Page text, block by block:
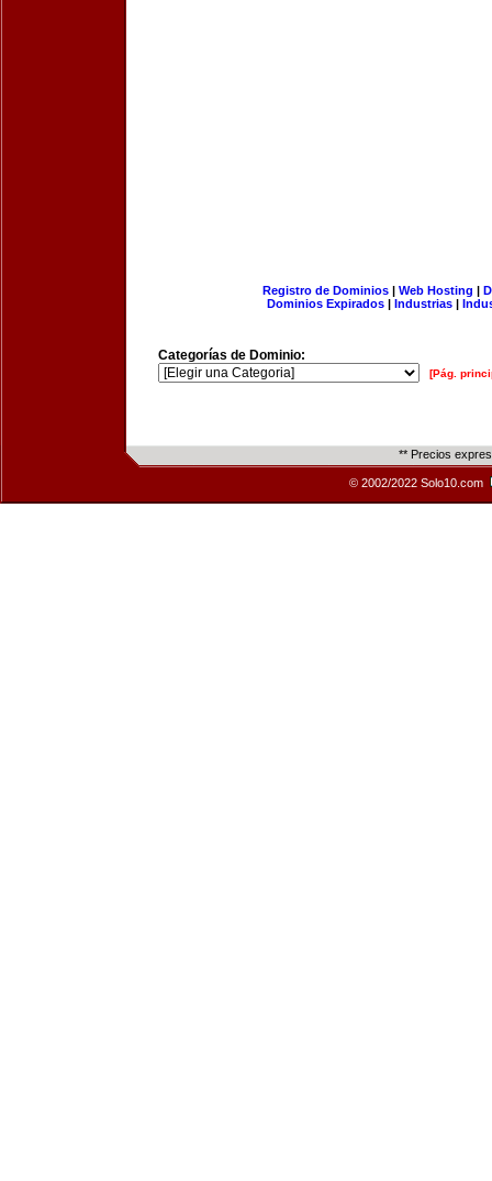
Registro de Dominios| Web Hosting |
Dominios Expirados | Industrias |
Categorías de Dominio:
[Pág.
** Precios
© 2002/2022 Solo10.com